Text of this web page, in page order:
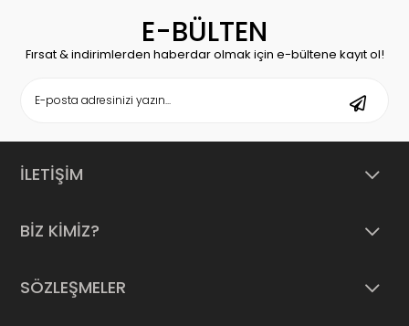
E-BÜLTEN
Fırsat & indirimlerden haberdar olmak için e-bültene kayıt ol!
İLETİŞİM
BİZ KİMİZ?
SÖZLEŞMELER